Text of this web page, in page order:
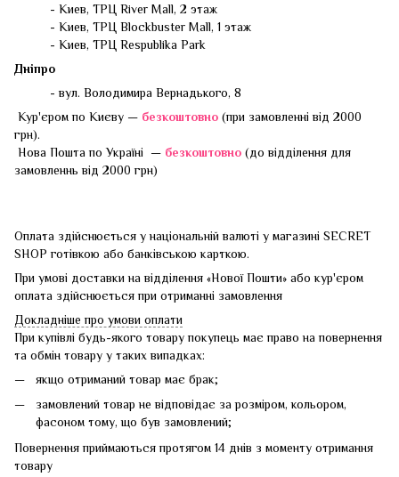
- Киев, ТРЦ River Mall, 2 этаж
- Киев, ТРЦ Blockbuster Mall, 1 этаж
- Киев, ТРЦ Respublika Park
Дніпро
- вул. Володимира Вернадького, 8
Кур'єром по Києву — безкоштовно (при замовленні від 2000
грн).
Нова Пошта по Україні — безкоштовно (до відділення для
замовленнь від 2000 грн)
Оплата здійснюється у національній валюті у магазині SECRET
SHOP готівкою або банківською карткою.
При умові доставки на відділення «Нової Пошти» або кур'єром
оплата здійснюється при отриманні замовлення
Докладніше про умови оплати
При купівлі будь-якого товару покупець має право на повернення
та обмін товару у таких випадках:
якщо отриманий товар має брак;
замовлений товар не відповідає за розміром, кольором,
фасоном тому, що був замовлений;
Повернення приймаються протягом 14 днів з моменту отримання
товару